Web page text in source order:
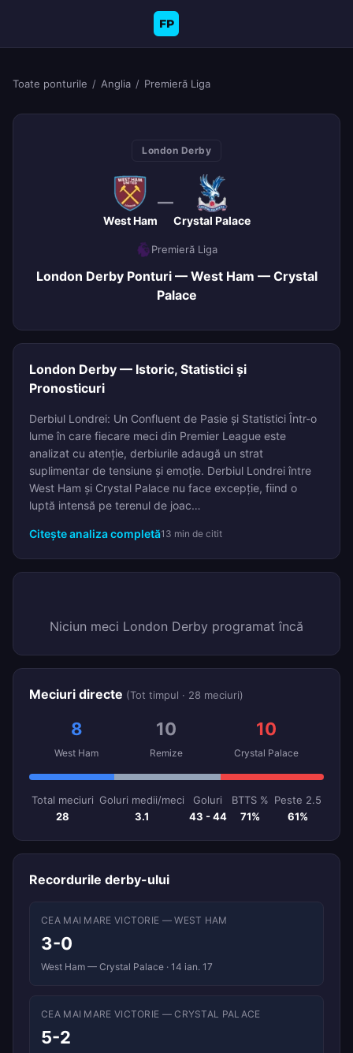
FP
Toate ponturile / Anglia / Premieră Liga
London Derby
West Ham
—
Crystal Palace
Premieră Liga
London Derby Ponturi — West Ham — Crystal
Palace
London Derby — Istoric, Statistici și
Pronosticuri
Derbiul Londrei: Un Confluent de Pasie și Statistici Într-o
lume în care fiecare meci din Premier League este
analizat cu atenție, derbiurile adaugă un strat
suplimentar de tensiune și emoție. Derbiul Londrei între
West Ham și Crystal Palace nu face excepție, fiind o
luptă intensă pe terenul de joac…
Citește analiza completă13 min de citit
Niciun meci London Derby programat încă
Meciuri directe (Tot timpul · 28 meciuri)
8
West Ham
10
Remize
10
Crystal Palace
Total meciuri
28
Goluri medii/meci
3.1
Goluri
43 - 44
BTTS %
71%
Peste 2.5
61%
Recordurile derby-ului
CEA MAI MARE VICTORIE — WEST HAM
3-0
West Ham — Crystal Palace · 14 ian. 17
CEA MAI MARE VICTORIE — CRYSTAL PALACE
5-2